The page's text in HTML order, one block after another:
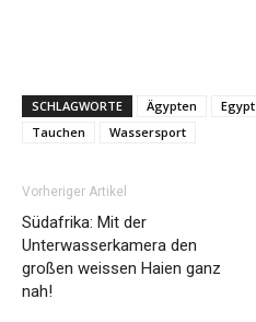
SCHLAGWORTE Ägypten Egypt
Tauchen
Wassersport
Vorheriger Artikel
Südafrika: Mit der
Unterwasserkamera den
großen weissen Haien ganz
nah!